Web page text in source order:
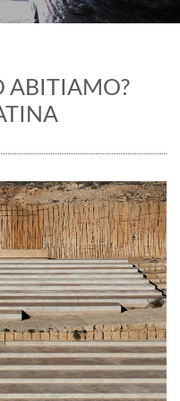
ABITIAMO?